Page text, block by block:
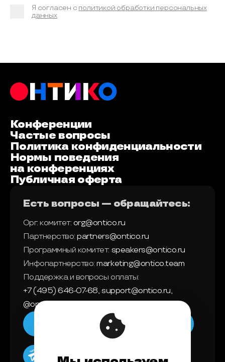
Я согласен с политикой обработки персональных
данных
Конференции
Частые вопросы
Политика конфиденциальности
Нормы поведения
на конференциях
Публичная оферта
Есть вопросы — обращайтесь:
Орг. комитет: org@ontico.ru
Партнерство: partners@ontico.ru
Программный комитет: speakers@ontico.ru
Инфопартнерство: marketing@ontico.team
Поддержка и вопросы оплаты:
+7 (495) 646-07-68, support@ontico.ru,
@ontico_support
Мы в телеграм